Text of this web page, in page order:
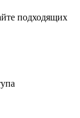
подходящих